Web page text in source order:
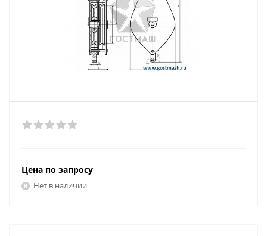
Цена по запросу
Нет в наличии